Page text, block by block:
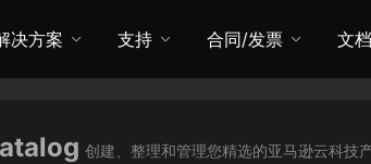
决方案 支持 合同/发票 文档
创建、整理和管理您精选的亚马逊云科技